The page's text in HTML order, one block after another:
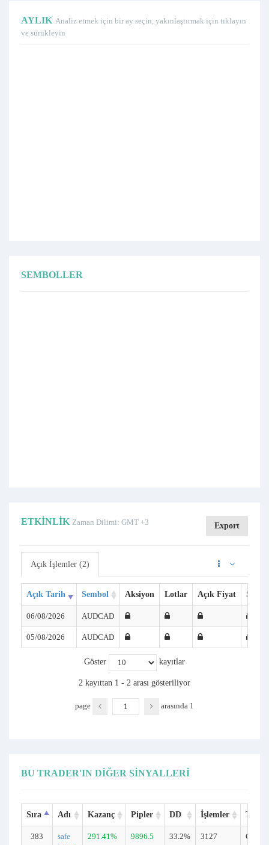
AYLIK Analiz etmek için bir ay seçin, yakınlaştırmak için tıklayın
ve sürükleyin
SEMBOLLER
ETKINLIK Zaman Dilimi: GMT +3 Export
Açık İşlemler (2)
Açık Tarih Sembol Aksiyon Lotlar Açık Fiyat SL
06/08/2026 AUDCAD
05/08/2026 AUDCAD
Göster kayıtlar
2 kayıttan 1 - 2 arası gösteriliyor
page arasında 1
BU TRADER'IN DIĞER SINYALLERI
Sıra Adı Kazanç Pipler DD İşlemler Tür
383
safe
291.41% 9896.5 33.2% 3127 Gerçek